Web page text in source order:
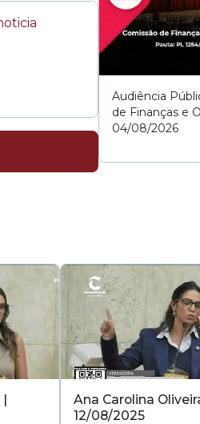
Audiência
de Finanças e
04/08/2026
|
Ana Carolina
12/08/2025